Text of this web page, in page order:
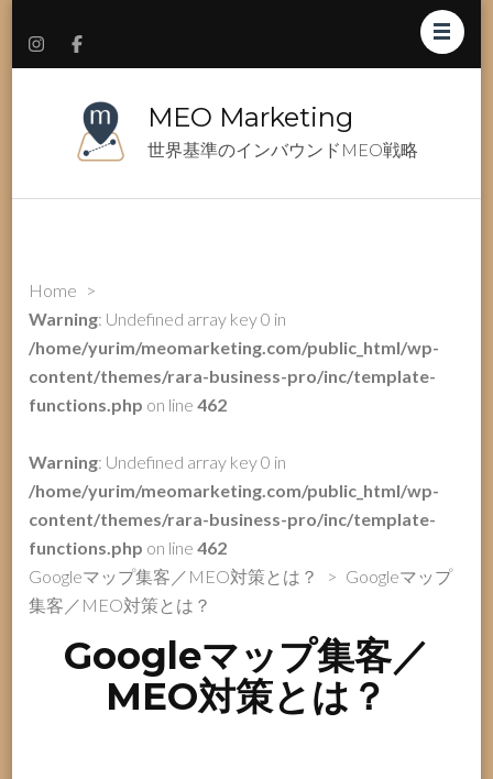
MEO Marketing
世界基準のインバウンドMEO戦略
Home >
Warning: Undefined array key 0 in
/home/yurim/meomarketing.com/public_html/wp-
content/themes/rara-business-pro/inc/template-
functions.php on line462
Warning: Undefined array key 0 in
/home/yurim/meomarketing.com/public_html/wp-
content/themes/rara-business-pro/inc/template-
functions.php on line462
Googleマップ集客／MEO対策とは？
> Googleマップ
集客／MEO対策とは？
Googleマップ集客／
MEO対策とは？